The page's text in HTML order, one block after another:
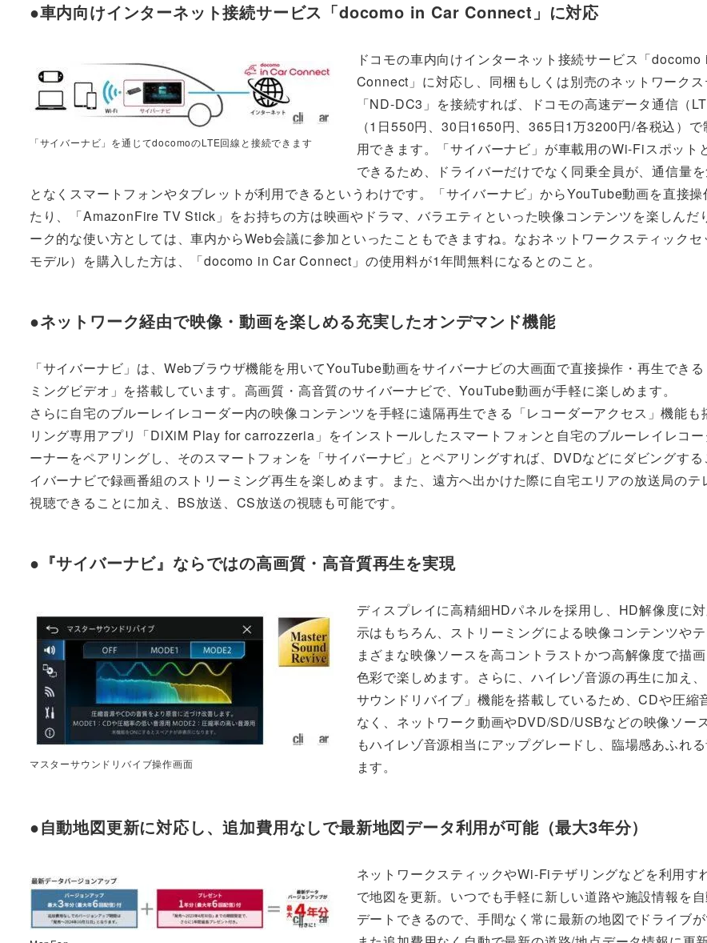
●車内向けインターネット接続サービス「docomo in Car Connect」に対応
「サイバーナビ」を通じてdocomoのLTE回線と接続できます
ドコモの車内向けインターネット接続サービス「
Connect」に対応し、同梱もしくは別売のネットワークス
「ND-DC3」を接続すれば、ドコモの高速データ通信（
（1日550円、30日1650円、365日1万3200円/各税込）で
用できます。「サイバーナビ」が車載用のWi-Fiスポット
できるため、ドライバーだけでなく同乗全員が、通信量
となくスマートフォンやタブレットが利用できるというわけです。「サイバーナビ」からYouTube動画を直接操
たり、「AmazonFire TV Stick」をお持ちの方は映画やドラマ、バラエティといった映像コンテンツを楽しんだ
ーク的な使い方としては、車内からWeb会議に参加といったこともできますね。なおネットワークスティック
モデル）を購入した方は、「docomo in Car Connect」の使用料が1年間無料になるとのこと。
●ネットワーク経由で映像・動画を楽しめる充実したオンデマンド機能
「サイバーナビ」は、Webブラウザ機能を用いてYouTube動画をサイバーナビの大画面で直接操作・再生でき
ミングビデオ」を搭載しています。高画質・高音質のサイバーナビで、YouTube動画が手軽に楽しめます。
さらに自宅のブルーレイレコーダー内の映像コンテンツを手軽に遠隔再生できる「レコーダーアクセス」機能も
リング専用アプリ「DiXiM Play for carrozzeria」をインストールしたスマートフォンと自宅のブルーレイレコー
ーナーをペアリングし、そのスマートフォンを「サイバーナビ」とペアリングすれば、DVDなどにダビングする
イバーナビで録画番組のストリーミング再生を楽しめます。また、遠方へ出かけた際に自宅エリアの放送局のテ
視聴できることに加え、BS放送、CS放送の視聴も可能です。
●『サイバーナビ』ならではの高画質・高音質再生を実現
マスターサウンドリバイブ操作画面
ディスプレイに高精細HDパネルを採用し、HD解像度に
示はもちろん、ストリーミングによる映像コンテンツや
まざまな映像ソースを高コントラストかつ高解像度で描
色彩で楽しめます。さらに、ハイレゾ音源の再生に加え
サウンドリバイブ」機能を搭載しているため、CDや圧縮
なく、ネットワーク動画やDVD/SD/USBなどの映像ソー
もハイレゾ音源相当にアップグレードし、臨場感あふれ
ます。
●自動地図更新に対応し、追加費用なしで最新地図データ利用が可能（最大3年分）
ネットワークスティックやWi-Fiテザリングなどを利用す
で地図を更新。いつでも手軽に新しい道路や施設情報を
デートできるので、手間なく常に最新の地図でドライブが